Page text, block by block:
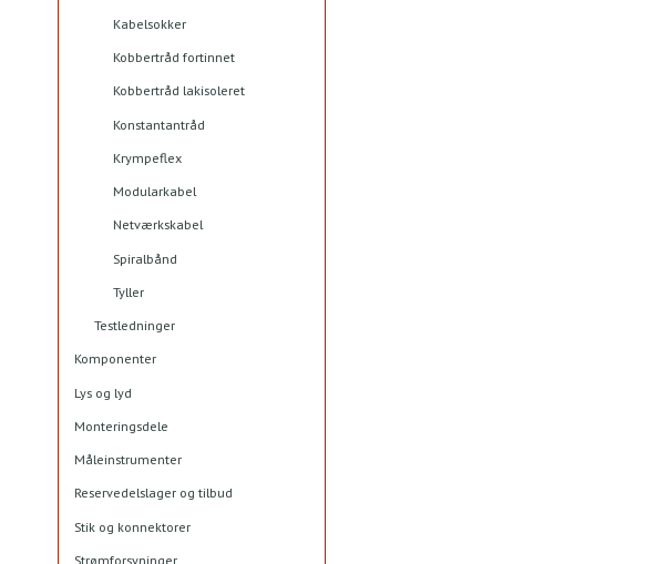
Kabelsokker
Kobbertråd fortinnet
Kobbertråd lakisoleret
Konstantantråd
Krympeflex
Modularkabel
Netværkskabel
Spiralbånd
Tyller
Testledninger
Komponenter
Lys og lyd
Monteringsdele
Måleinstrumenter
Reservedelslager og tilbud
Stik og konnektorer
Strømforsyninger